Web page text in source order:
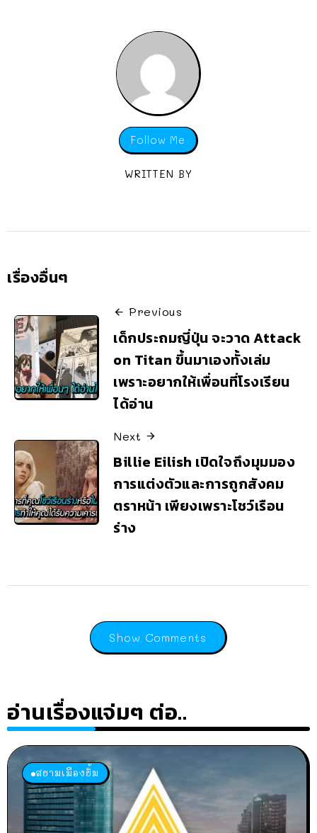
Follow Me
WRITTEN BY
เรื่องอื่นๆ
Previous
เด็กประถมญี่ปุ่น จะวาด Attack
on Titan ขึ้นมาเองทั้งเล่ม
เพราะอยากให้เพื่อนที่โรงเรียน
ได้อ่าน
Next
Billie Eilish เปิดใจถึงมุมมอง
การแต่งตัวและการถูกสังคม
ตราหน้า เพียงเพราะโชว์เรือน
ร่าง
Show Comments
อ่านเรื่องแจ่มๆ ต่อ..
สยามเมืองยิ้ม